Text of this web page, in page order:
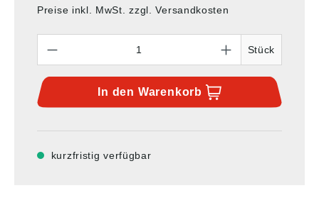
Preise inkl. MwSt. zzgl. Versandkosten
Stück
In den Warenkorb
kurzfristig verfügbar